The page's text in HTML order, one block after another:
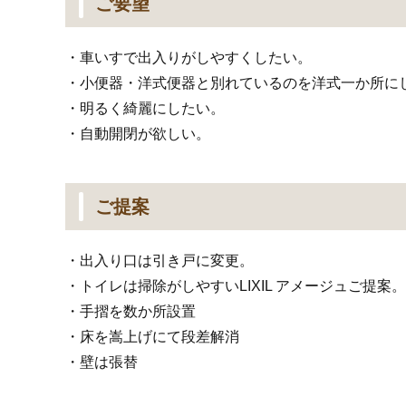
・車いすで出入りがしやすくしたい。
・小便器・洋式便器と別れているのを洋式一か所に
・明るく綺麗にしたい。
・自動開閉が欲しい。
ご提案
・出入り口は引き戸に変更。
・トイレは掃除がしやすいLIXIL アメージュご提案。
・手摺を数か所設置
・床を嵩上げにて段差解消
・壁は張替